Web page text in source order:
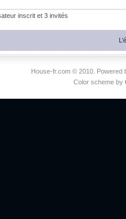
inscrit et 3 invités
House-fr.com © 2010. Powered
Color scheme by